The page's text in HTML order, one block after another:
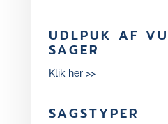
UDLPUK AF
SAGER
Klik her >>
SAGSTYPER